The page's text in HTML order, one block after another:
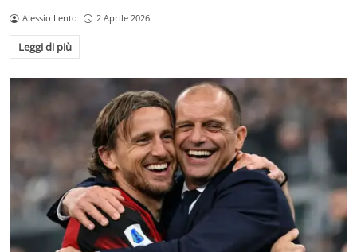
Alessio Lento 2 Aprile 2026
Leggi di più